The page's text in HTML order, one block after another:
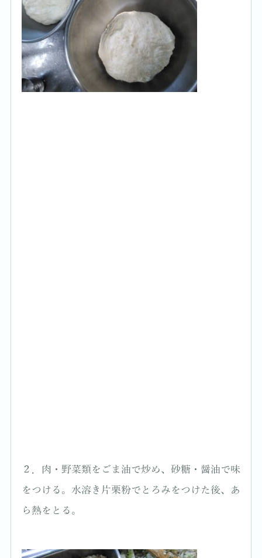
２．肉・野菜類をごま油で炒め、砂糖・醤油で味
をつける。水溶き片栗粉でとろみをつけた後、あ
ら熱をとる。